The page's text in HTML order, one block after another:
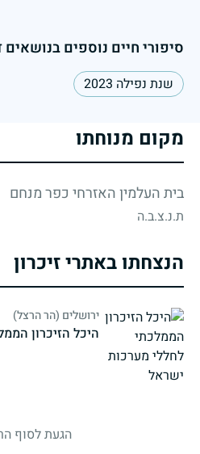
סיפורי חיים נוספים בנושאים
שנת נפילה 2023
מקום מנוחתו
בית העלמין האזרחי כפר מנחם
ת.נ.צ.ב.ה
הנצחתו באתרי זיכרון
ירושלים (הר הרצל)
היכל הזיכרון
הגעת לסוף